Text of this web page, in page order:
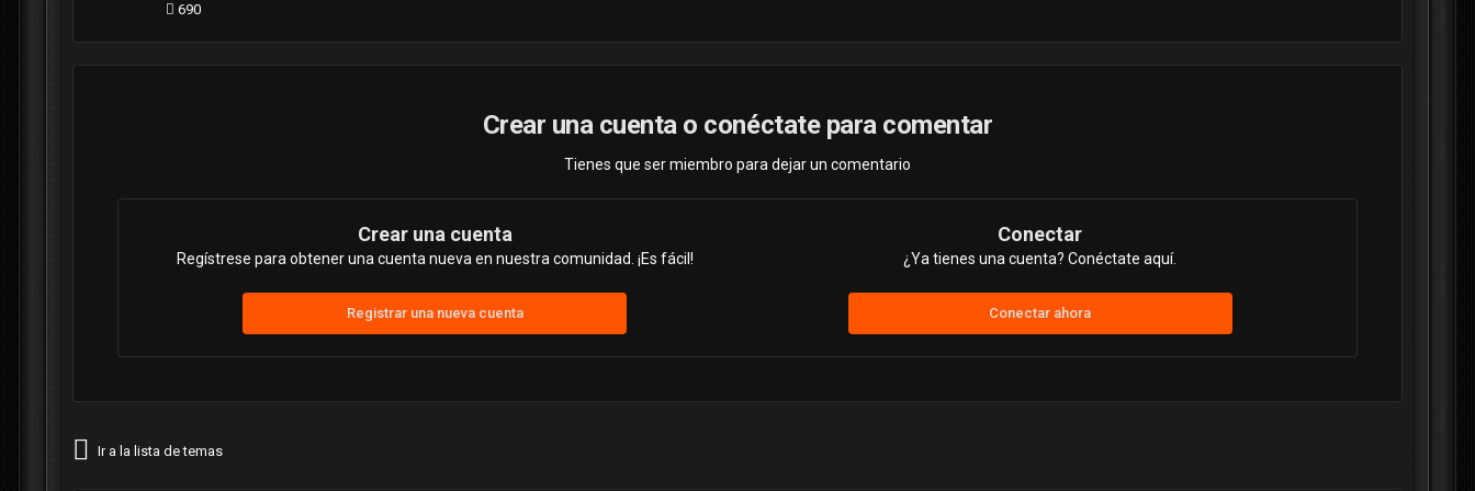
690
Crear una cuenta o conéctate para comentar
Tienes que ser miembro para dejar un comentario
Crear una cuenta
Regístrese para obtener una cuenta nueva en nuestra comunidad. ¡Es fácil!
Registrar una nueva cuenta
Conectar
¿Ya tienes una cuenta? Conéctate aquí.
Conectar ahora
Ir a la lista de temas